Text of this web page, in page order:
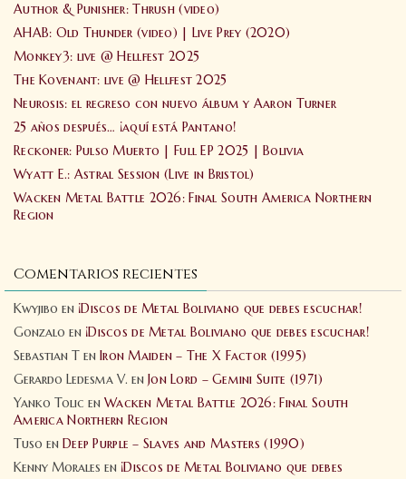
Author & Punisher: Thrush (video)
AHAB: Old Thunder (video) | Live Prey (2020)
Monkey3: live @ Hellfest 2025
The Kovenant: live @ Hellfest 2025
Neurosis: el regreso con nuevo álbum y Aaron Turner
25 años después… ¡aquí está Pantano!
Reckoner: Pulso Muerto | Full EP 2025 | Bolivia
Wyatt E.: Astral Session (Live in Bristol)
Wacken Metal Battle 2026: Final South America Northern
Region
Comentarios recientes
Kwyjibo en ¡Discos de Metal Boliviano que debes escuchar!
Gonzalo en ¡Discos de Metal Boliviano que debes escuchar!
Sebastian T en Iron Maiden – The X Factor (1995)
Gerardo Ledesma V. en Jon Lord – Gemini Suite (1971)
Yanko Tolic en Wacken Metal Battle 2026: Final South
America Northern Region
Tuso en Deep Purple – Slaves and Masters (1990)
Kenny Morales en ¡Discos de Metal Boliviano que debes